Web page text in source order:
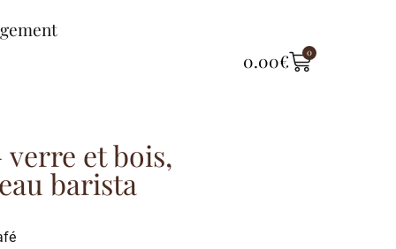
0.00€ 0
et bois,
barista